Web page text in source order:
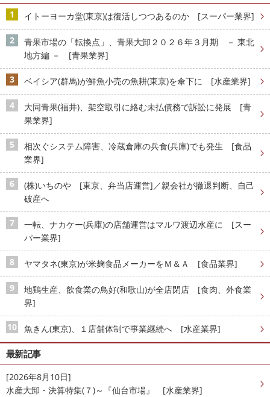
イトーヨーカ堂(東京)は復活しつつあるのか [スーパー業界]
青果市場の「転換点」、青果大卸２０２６年３月期 － 東北
地方編 － [青果業界]
ベイシア(群馬)が鮮魚小売の魚耕(東京)を傘下に [水産業界]
大同青果(福井)、架空取引に絡む未払債務で訴訟に発展 [青
果業界]
相次ぐシステム障害、冷蔵倉庫の兵食(兵庫)でも発生 [食品
業界]
(株)いちのや [東京、弁当店運営]／親会社が撤退判断、自己
破産へ
一転、ナカケー(兵庫)の店舗運営はマルワ渡辺水産に [スー
パー業界]
ヤマタネ(東京)が米麹食品メーカーをＭ＆Ａ [食品業界]
地鶏生産、飲食業の鳥好(和歌山)が全店閉店 [食肉、外食業
界]
魚きん(東京)、１店舗体制で事業継続へ [水産業界]
最新記事
[2026年8月10日]
水産大卸・決算特集(７)～『仙台市場』 [水産業界]